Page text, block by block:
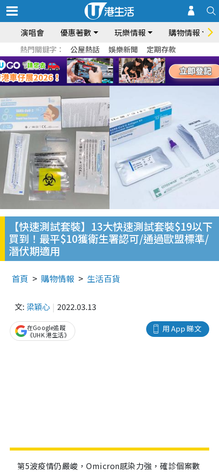
演唱會 優惠著數 玩樂情報 購物情報
熱門關鍵字： 公屋熱話 娛樂新聞 定期存款
【快速測試套裝】13大快速測試套裝$19以下
買到！最平$10獲衛生署認可/通過歐盟標準/
潛伏期適用
首頁 購物情報 生活百貨
文: 梁穎心 2022.03.13
用 App 睇文
在Google追蹤
《UHK 港生活》
第5波疫情仍嚴峻，Omicron感染力強，確診個案數